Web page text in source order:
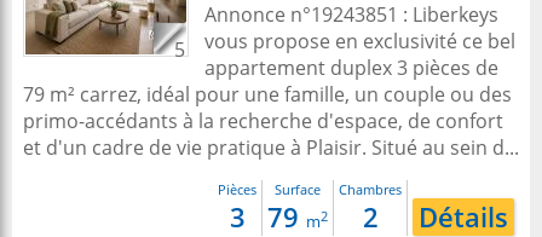
5
Annonce n°19243851 : Liberkeys
vous propose en exclusivité ce bel
appartement duplex 3 pièces de
79 m² carrez, idéal pour une famille, un couple ou des
primo-accédants à la recherche d'espace, de confort
et d'un cadre de vie pratique à Plaisir. Situé au sein d...
Pièces
3
Surface
79 m2
Chambres
2 Détails